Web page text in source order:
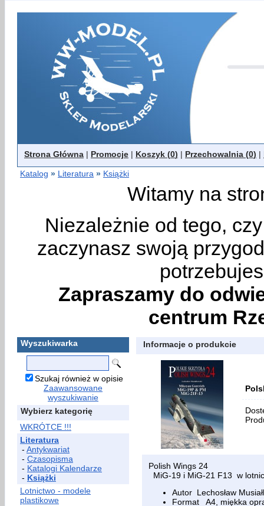
Strona Główna | Promocje | Koszyk (0) | Przechowalnia (0) |
Katalog » Literatura » Książki
Witamy na
Niezależnie od tego,
zaczynasz swoją
Zapraszamy do
centrum
Wyszukiwarka
Szukaj również w opisie
Zaawansowane
wyszukiwanie
Wybierz kategorię
WKRÓTCE !!!
Literatura
- Antykwariat
- Czasopisma
- Katalogi Kalendarze
- Książki
Lotnictwo - modele
plastikowe
Informacje o produkcie
Polish Wings 24
MiG-19 i MiG-21 F13 w
Autor Lechosław
Format A4, miękka